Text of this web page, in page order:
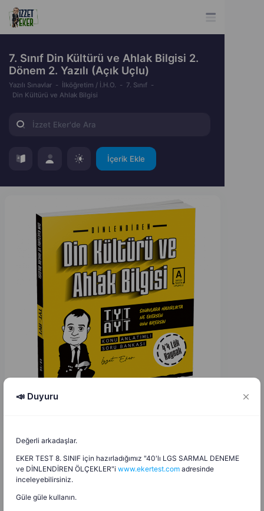
7. Sınıf Din Kültürü ve Ahlak Bilgisi 2.
Dönem 2. Yazılı (Açık Uçlu)
Yazılı Sınavlar İlköğretim / İ.H.O.
7. Sınıf
Din Kültürü ve Ahlak Bilgisi
İçerik Ekle
H Hasan Er
📣 Duyuru
Değerli arkadaşlar.
EKER TEST 8. SINIF için hazırladığımız "40'lı LGS SARMAL DENEME
ve DİNLENDİREN ÖLÇEKLER"i www.ekertest.com adresinde
inceleyebilirsiniz.
Güle güle kullanın.